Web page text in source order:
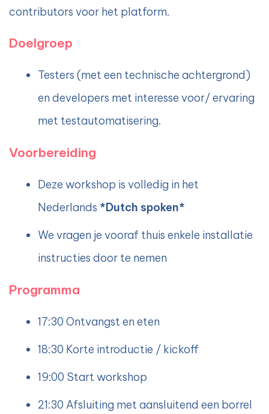
contributors voor het platform.
Doelgroep
Testers (met een technische achtergrond)
en developers met interesse voor/ ervaring
met testautomatisering.
Voorbereiding
Deze workshop is volledig in het
Nederlands *Dutch spoken*
We vragen je vooraf thuis enkele installatie
instructies door te nemen
Programma
17:30 Ontvangst en eten
18:30 Korte introductie / kickoff
19:00 Start workshop
21:30 Afsluiting met aansluitend een borrel